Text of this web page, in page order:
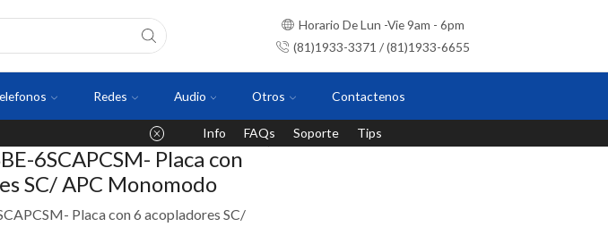
Horario De Lun -Vie 9am - 6pm
(81)1933-3371 / (81)1933-6655
Redes Audio Otros Contactenos
Info FAQs Soporte Tips
6SCAPCSM- Placa con
SC/ APC Monomodo
Placa con 6 acopladores SC/